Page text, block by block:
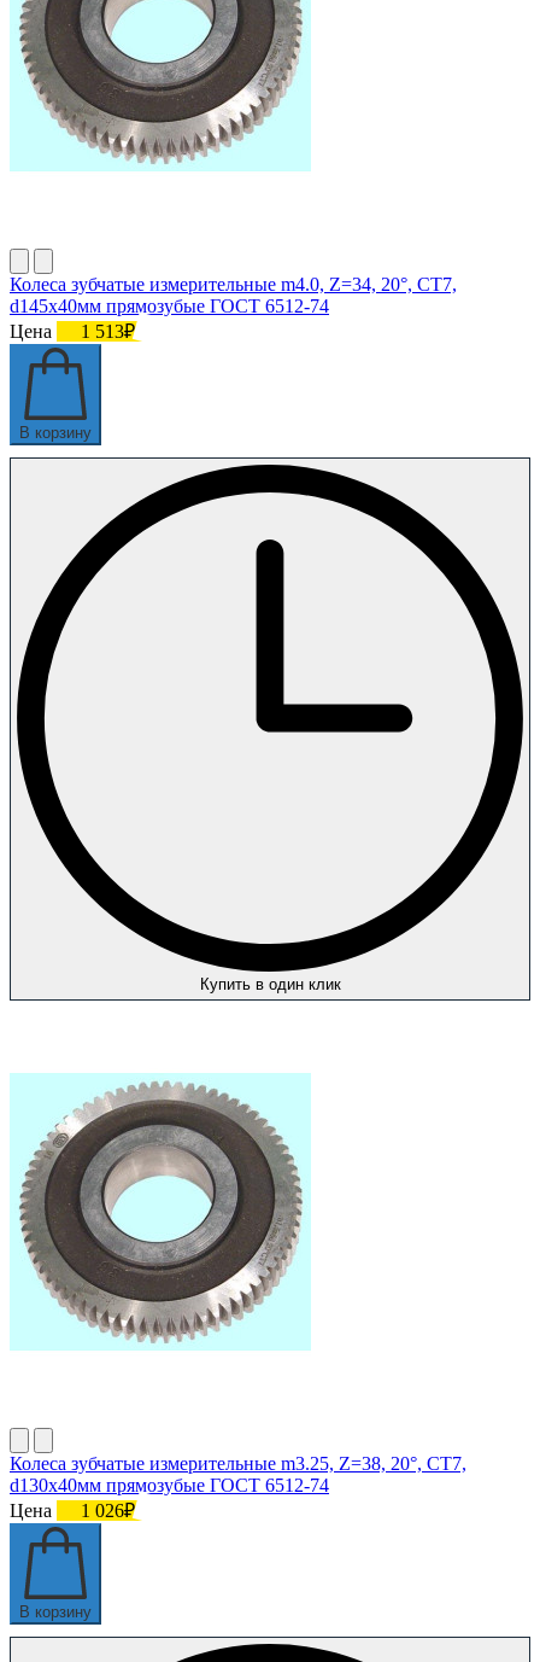
Колеса зубчатые измерительные m4.0, Z=34, 20°, СТ7,
d145х40мм прямозубые ГОСТ 6512-74
Цена
1 513₽
В корзину
Купить в один клик
Колеса зубчатые измерительные m3.25, Z=38, 20°, СТ7,
d130х40мм прямозубые ГОСТ 6512-74
Цена
1 026₽
В корзину